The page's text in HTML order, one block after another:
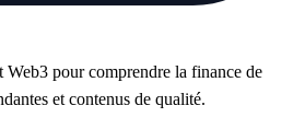
pour comprendre la finance de
et contenus de qualité.